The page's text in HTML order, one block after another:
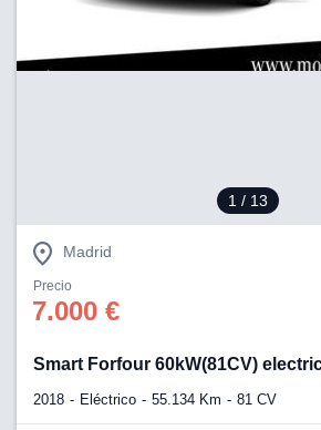
1 / 13
Madrid
Precio
7.000 €
Smart Forfour 60kW(81CV)
2018 Eléctrico 55.134 Km 81 CV